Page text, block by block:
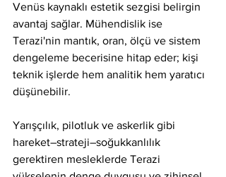
Venüs kaynaklı estetik sezgisi belirgin
avantaj sağlar. Mühendislik ise
Terazi'nin mantık, oran, ölçü ve sistem
dengeleme becerisine hitap eder; kişi
teknik işlerde hem analitik hem yaratıcı
düşünebilir.
Yarışçılık, pilotluk ve askerlik gibi
hareket–strateji–soğukkanlılık
gerektiren mesleklerde Terazi